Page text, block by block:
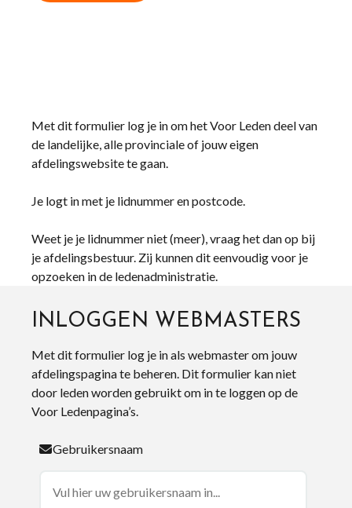
Met dit formulier log je in om het Voor Leden deel van
de landelijke, alle provinciale of jouw eigen
afdelingswebsite te gaan.
Je logt in met je lidnummer en postcode.
Weet je je lidnummer niet (meer), vraag het dan op bij
je afdelingsbestuur. Zij kunnen dit eenvoudig voor je
opzoeken in de ledenadministratie.
INLOGGEN WEBMASTERS
Met dit formulier log je in als webmaster om jouw
afdelingspagina te beheren. Dit formulier kan niet
door leden worden gebruikt om in te loggen op de
Voor Ledenpagina’s.
Gebruikersnaam